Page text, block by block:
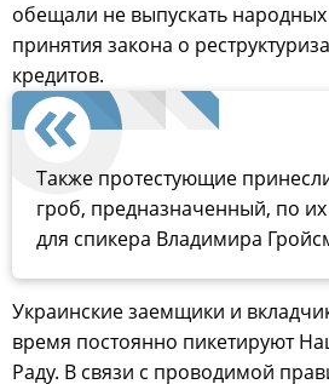
обещали не выпускать народных
принятия закона о
кредитов.
Также протестующие
гроб, предназначенный, по
для спикера Владимира
Украинские заемщики и
время постоянно пикетируют
Раду. В связи с проводимой